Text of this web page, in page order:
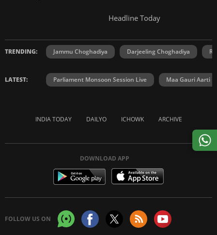
Headline Today
TRENDING: Jammu Choghadiya Darjeeling Choghadiya
LATEST: Parliament Monsoon Session Live Maa Gauri Aarti
INDIA TODAY DAILYO ICHOWK ARCHIVE
DOWNLOAD APP
FOLLOW US ON